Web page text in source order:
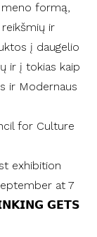
meno formą,
ir
į daugelio
ir į tokias kaip
ir Modernaus
for Culture
exhibition
at 7
𝗚𝗘𝗧𝗦